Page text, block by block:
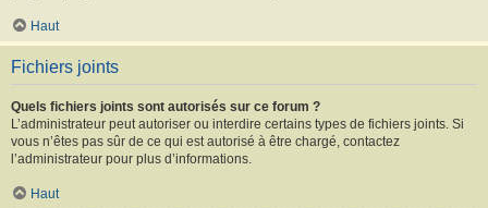
Haut
Fichiers joints
Quels fichiers joints sont autorisés sur ce forum ?
L’administrateur peut autoriser ou interdire certains types de fichiers joints. Si
vous n’êtes pas sûr de ce qui est autorisé à être chargé, contactez
l’administrateur pour plus d’informations.
Haut